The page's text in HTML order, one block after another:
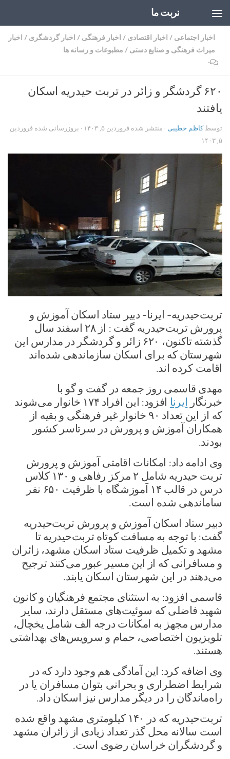
تربت ما
اخبار اجتماعی / اخبار اقتصادی / اخبار فرهنگی / اخبار گردشگری / اخبار
میراث فرهنگی و صنایع دستی / مطبوعات و رسانه ها
۰
۶۲۰ گردشگر و زائر در تربت حیدریه اسکان
یافتند
توسطکاظم خطیبی · منتشر شده فروردین ۵, ۱۴۰۳ · بروزرسانی شده فروردین
۵, ۱۴۰۳
تربت‌حیدریه- ایرنا- دبیر ستاد اسکان آموزش و
پرورش تربت‌حیدریه گفت : از ۲۸ اسفند سال
گذشته تاکنون، ۶۲۰ زائر و گردشگر در مدارس این
شهرستان که برای اسکان سازماندهی شده‌اند
اقامت کرده اند.
مهدی قاسمی روز جمعه در گفت و گو با
خبرنگار
ایرنا
افزود: این افراد ۱۷۴ خانوار می‌شوند
که از این تعداد ۹۰ خانوار غیر فرهنگی و بقیه از
همکاران آموزش و پرورش در سرتاسر کشور
بودند.
وی ادامه داد: امکانات اقامتی آموزش و پرورش
تربت حیدریه شامل ۲ مرکز رفاهی و ۱۳۰ کلاس
درس در قالب ۱۴ آموزشگاه با ظرفیت ۶۵۰ نفر
ساماندهی شده است.
دبیر ستاد اسکان آموزش و پرورش تربت‌حیدریه
گفت: با توجه به مسافت کوتاه تربت‌حیدریه تا
مشهد و تکمیل ظرفیت ستاد اسکان مشهد، زائران
و مسافرانی که از این مسیر عبور می‌کنند ترجیح
می‌دهند در این شهرستان اسکان یابند.
قاسمی افزود: به استثنای مجتمع فرهنگیان و کانون
شهید فاضلی که سوئیت‌های مستقل دارند، سایر
مدارس مجهز به امکانات درجه الف شامل یخچال،
تلویزیون اختصاصی، حمام و سرویس‌های بهداشتی
هستند.
وی اضافه کرد: این آمادگی هم وجود دارد که در
شرایط اضطراری و بحرانی بتوان مسافران یا در
راه‌ماندگان را در دیگر مدارس نیز اسکان داد.
تربت‌حیدریه که در ۱۴۰ کیلومتری مشهد واقع شده
است سالانه محل گذر تعداد زیادی از زائران مشهد
و گردشگران خراسان رضوی است.